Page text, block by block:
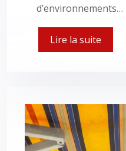
d’environnements…
Lire la suite